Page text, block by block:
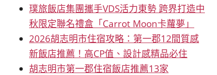
璞旅飯店集團攜手VDS活力東勢 跨界打造中
秋限定聯名禮盒「Carrot Moon卡蘿夢」
2026胡志明市住宿攻略：第一郡12間質感
新飯店推薦！高CP值、設計感精品必住
胡志明市第一郡住宿飯店推薦13家